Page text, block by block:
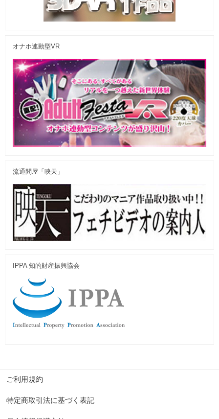
オナホ連動型VR
流通問屋「映天」
IPPA 知的財産振興協会
ご利用規約
特定商取引法に基づく表記